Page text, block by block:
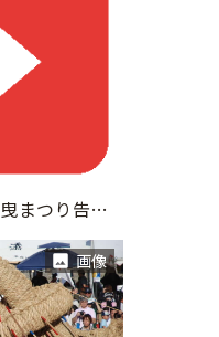
2025与那原大綱曳まつり告知動画（1,080×1,920）
画像